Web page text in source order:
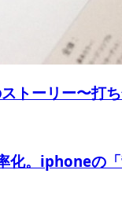
トーリー〜打
化。iphoneの